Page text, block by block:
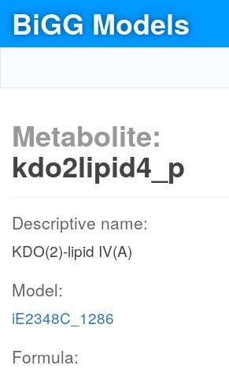
BiGG Models
Metabolite:
kdo2lipid4_p
Descriptive name:
KDO(2)-lipid IV(A)
Model:
iE2348C_1286
Formula: